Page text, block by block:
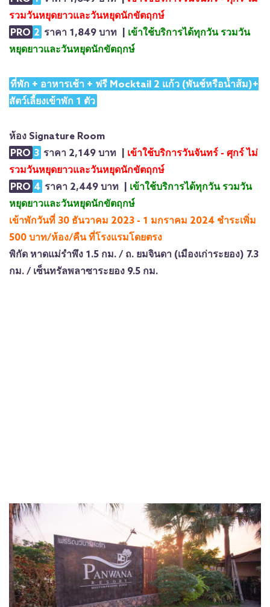
รวมวันหยุดยาวและวันหยุดนักขัตฤกษ์
PRO 2 ราคา 1,849 บาท | เข้าใช้บริการได้ทุกวัน รวมวัน
หยุดยาวและวันหยุดนักขัตฤกษ์
ที่พัก + อาหารเช้า + ฟรี Mocktail 2 แก้ว (พันช์หรือน้ำส้ม)+
สัตว์เลี้ยงเข้าพัก 1 ตัว
ห้อง Signature Room
PRO 3 ราคา 2,149 บาท | เข้าใช้บริการวันจันทร์ - ศุกร์ ไม่
รวมวันหยุดยาวและวันหยุดนักขัตฤกษ์
PRO 4 ราคา 2,449 บาท | เข้าใช้บริการได้ทุกวัน รวมวัน
หยุดยาวและวันหยุดนักขัตฤกษ์
เข้าพักวันที่ 30 ธันวาคม 2023 - 1 มกราคม 2024 ชำระเพิ่ม
500 บาท/ห้อง/คืน ที่โรงแรมโดยตรง
พิกัด หาดแม่รำพึง 1.5 กม. / ถ. ยมจินดา (เมืองเก่าระยอง) 7.3
กม. / เซ็นทรัลพลาซาระยอง 9.5 กม.